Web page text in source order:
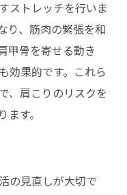
ストレッチを行いま
り、筋肉の緊張を和
甲骨を寄せる動き
効果的です。これら
、肩こりのリスクを
す。
の見直しが大切で